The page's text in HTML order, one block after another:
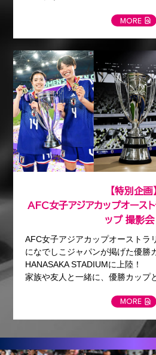
MORE
【特別企画】
AFC女子アジアカップオース
ップ 撮影会
AFC女子アジアカップオーストラ
になでしこジャパンが掲げた優勝
HANASAKA STADIUMに上陸！
家族や友人と一緒に、優勝カップ
MORE